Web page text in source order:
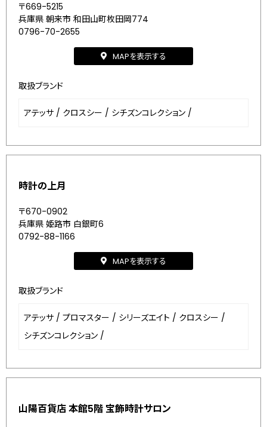
〒669-5215
兵庫県 朝来市 和田山町枚田岡774
0796-70-2655
MAPを表示する
取扱ブランド
アテッサ / クロスシー / シチズンコレクション /
時計の上月
〒670-0902
兵庫県 姫路市 白銀町6
0792-88-1166
MAPを表示する
取扱ブランド
アテッサ / プロマスター / シリーズエイト / クロスシー /
シチズンコレクション /
山陽百貨店 本館5階 宝飾時計サロン